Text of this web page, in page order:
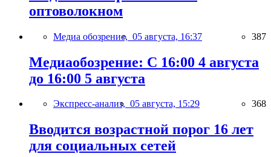
оптоволокном
Медиа обозрение, 05 августа, 16:37 387
Медиаобозрение: С 16:00 4 августа
до 16:00 5 августа
Экспресс-анализ, 05 августа, 15:29 368
Вводится возрастной порог 16 лет
для социальных сетей